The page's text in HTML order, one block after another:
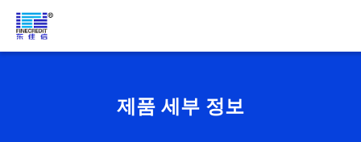
제품 세부 정보